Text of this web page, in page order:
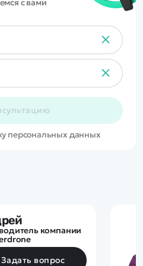
с вами
персональных данных
компании
Задать вопрос